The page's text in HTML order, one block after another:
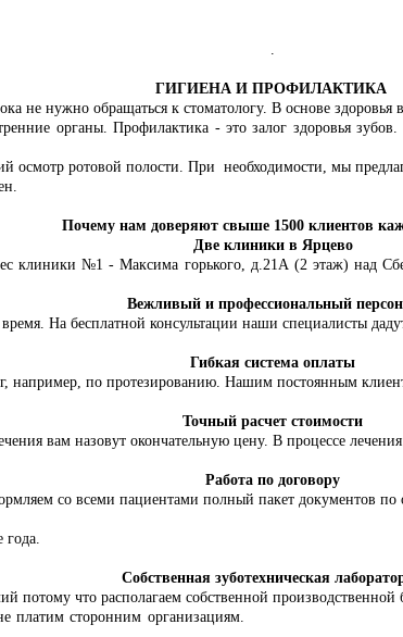
.
ГИГИЕНА И ПРОФИЛАКТИКА
не нужно обращаться к стоматологу. В основе здоровья
органы. Профилактика - это залог здоровья зубов.
осмотр ротовой полости. При необходимости, мы
Почему нам доверяют свыше 1500 клиентов
Две клиники в Ярцево
клиники №1 - Максима горького, д.21А (2 этаж) над
Вежливый и профессиональный
На бесплатной консультации наши специалисты
Гибкая система оплаты
например, по протезированию. Нашим постоянным
Точный расчет стоимости
вам назовут окончательную цену. В процессе
Работа по договору
со всеми пациентами полный пакет документов
года.
Собственная зуботехническая
что располагаем собственной
платим сторонним организациям.